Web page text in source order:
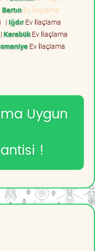
BartınEv İlaçlama
| IğdırEv İlaçlama
| KarabükEv İlaçlama
Ev İlaçlama
Uygun
!